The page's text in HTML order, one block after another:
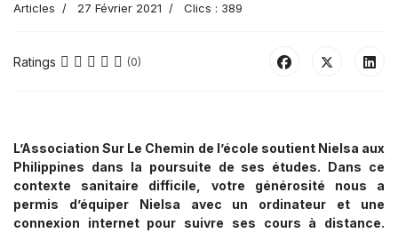
Articles 27 Février 2021 Clics : 389
Ratings (0)
L’Association Sur Le Chemin de l’école soutient Nielsa aux
Philippines dans la poursuite de ses études. Dans ce
contexte sanitaire difficile, votre générosité nous a
permis d’équiper Nielsa avec un ordinateur et une
connexion internet pour suivre ses cours à distance.